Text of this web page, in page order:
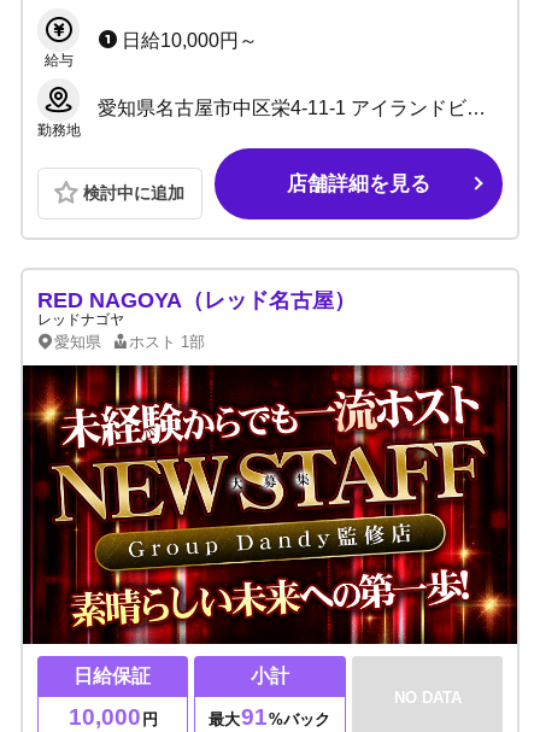
給与
日給10,000円～
勤務地
愛知県名古屋市中区栄4-11-1 アイランドビル4F
検討中に追加 店舗詳細を見る
RED NAGOYA（レッド名古屋）
レッドナゴヤ
愛知県 ホスト 1部
日給保証
10,000 円
小計
最大91%バック
NO DATA